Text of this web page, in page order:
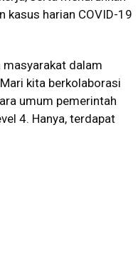
kasus harian COVID-19
masyarakat dalam
kita berkolaborasi
umum pemerintah
4. Hanya, terdapat